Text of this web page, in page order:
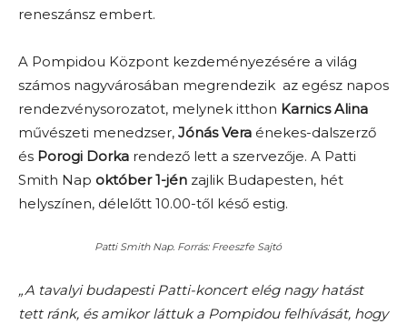
reneszánsz embert.
A Pompidou Központ kezdeményezésére a világ
számos nagyvárosában megrendezik az egész napos
rendezvénysorozatot, melynek itthon Karnics Alina
művészeti menedzser, Jónás Vera énekes-dalszerző
és Porogi Dorka rendező lett a szervezője. A Patti
Smith Nap október 1-jén zajlik Budapesten, hét
helyszínen, délelőtt 10.00-től késő estig.
Patti Smith Nap. Forrás: Freeszfe Sajtó
„A tavalyi budapesti Patti-koncert elég nagy hatást
tett ránk, és amikor láttuk a Pompidou felhívását, hogy